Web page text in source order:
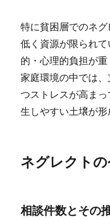
特に貧困層でのネ
低く資源が限られ
的・心理的負担が
家庭環境の中では
つストレスが高ま
生しやすい土壌が形
ネグレクト
相談件数とその